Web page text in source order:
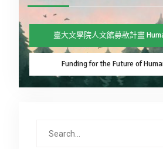
臺大文學院人文館募款計畫
Funding for the Future of